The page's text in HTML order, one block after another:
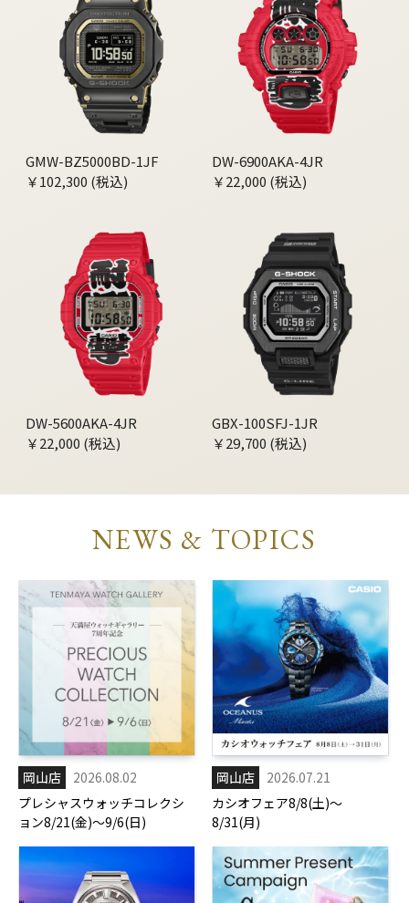
GMW-BZ5000BD-1JF
￥102,300 (税込)
DW-6900AKA-4JR
￥22,000 (税込)
DW-5600AKA-4JR
￥22,000 (税込)
GBX-100SFJ-1JR
￥29,700 (税込)
NEWS & TOPICS
岡山店
2026.08.02
プレシャスウォッチコレクシ
ョン8/21(金)～9/6(日)
岡山店
2026.07.21
カシオフェア8/8(土)～
8/31(月)